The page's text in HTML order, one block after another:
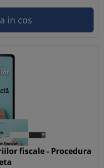
in cos
fiscale - Procedura